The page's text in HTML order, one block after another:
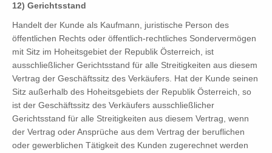
12) Gerichtsstand
Handelt der Kunde als Kaufmann, juristische Person des
öffentlichen Rechts oder öffentlich-rechtliches Sondervermögen
mit Sitz im Hoheitsgebiet der Republik Österreich, ist
ausschließlicher Gerichtsstand für alle Streitigkeiten aus diesem
Vertrag der Geschäftssitz des Verkäufers. Hat der Kunde seinen
Sitz außerhalb des Hoheitsgebiets der Republik Österreich, so
ist der Geschäftssitz des Verkäufers ausschließlicher
Gerichtsstand für alle Streitigkeiten aus diesem Vertrag, wenn
der Vertrag oder Ansprüche aus dem Vertrag der beruflichen
oder gewerblichen Tätigkeit des Kunden zugerechnet werden